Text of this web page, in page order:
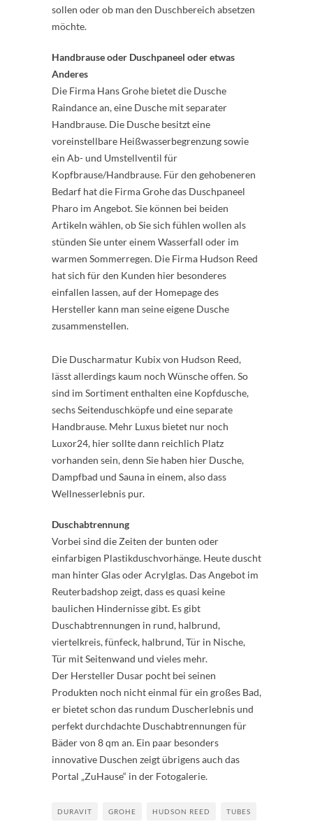
sollen oder ob man den Duschbereich absetzen
möchte.
Handbrause oder Duschpaneel oder etwas
Anderes
Die Firma Hans Grohe bietet die Dusche
Raindance an, eine Dusche mit separater
Handbrause. Die Dusche besitzt eine
voreinstellbare Heißwasserbegrenzung sowie
ein Ab- und Umstellventil für
Kopfbrause/Handbrause. Für den gehobeneren
Bedarf hat die Firma Grohe das Duschpaneel
Pharo im Angebot. Sie können bei beiden
Artikeln wählen, ob Sie sich fühlen wollen als
stünden Sie unter einem Wasserfall oder im
warmen Sommerregen. Die Firma Hudson Reed
hat sich für den Kunden hier besonderes
einfallen lassen, auf der Homepage des
Hersteller kann man seine eigene Dusche
zusammenstellen.
Die Duscharmatur Kubix von Hudson Reed,
lässt allerdings kaum noch Wünsche offen. So
sind im Sortiment enthalten eine Kopfdusche,
sechs Seitenduschköpfe und eine separate
Handbrause. Mehr Luxus bietet nur noch
Luxor24, hier sollte dann reichlich Platz
vorhanden sein, denn Sie haben hier Dusche,
Dampfbad und Sauna in einem, also dass
Wellnesserlebnis pur.
Duschabtrennung
Vorbei sind die Zeiten der bunten oder
einfarbigen Plastikduschvorhänge. Heute duscht
man hinter Glas oder Acrylglas. Das Angebot im
Reuterbadshop zeigt, dass es quasi keine
baulichen Hindernisse gibt. Es gibt
Duschabtrennungen in rund, halbrund,
viertelkreis, fünfeck, halbrund, Tür in Nische,
Tür mit Seitenwand und vieles mehr.
Der Hersteller Dusar pocht bei seinen
Produkten noch nicht einmal für ein großes Bad,
er bietet schon das rundum Duscherlebnis und
perfekt durchdachte Duschabtrennungen für
Bäder von 8 qm an. Ein paar besonders
innovative Duschen zeigt übrigens auch das
Portal „ZuHause“ in der Fotogalerie.
DURAVIT GROHE HUDSON REED TUBES